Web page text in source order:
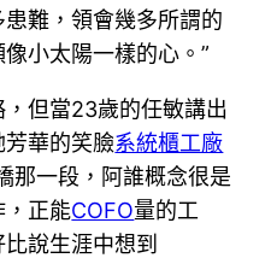
難，領會幾多所謂的
小太陽一樣的心。”
但當23歲的任敏講出
華的笑臉系統櫃工廠
那一段，阿誰概念很是
，正能COFO量的工
說生涯中想到